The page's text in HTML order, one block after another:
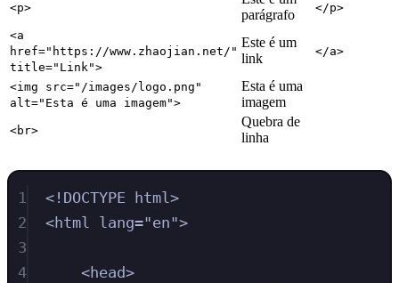
<p>
parágrafo
</p>
<a
href="https://www.zhaojian.net/"
title="Link">
Este é um
link
</a>
<img src="/images/logo.png"
alt="Esta é uma imagem">
Esta é uma
imagem
<br>
Quebra de
linha
1 <! DOCTYPE html>
2
<html lang="en">
3
4
<head>